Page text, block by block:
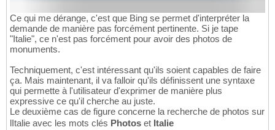
Ce qui me dérange, c'est que Bing se permet d'interpréter la
demande de manière pas forcément pertinente. Si je tape
"Italie", ce n'est pas forcément pour avoir des photos de
monuments.
Techniquement, c'est intéressant qu'ils soient capables de faire
ça. Mais maintenant, il va falloir qu'ils définissent une syntaxe
qui permette à l'utilisateur d'exprimer de manière plus
expressive ce qu'il cherche au juste.
Le deuxième cas de figure concerne la recherche de photos sur
lItalie avec les mots clés Photos et Italie